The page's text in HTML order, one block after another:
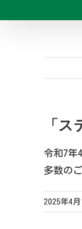
「
令和7年
多数の
2025年4月